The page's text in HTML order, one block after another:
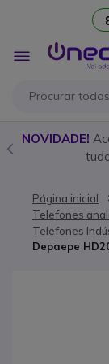
Alternar
Nav
NOVIDADE!
Página inicial
Telefones
Telefones
Depaepe
Saltar para o